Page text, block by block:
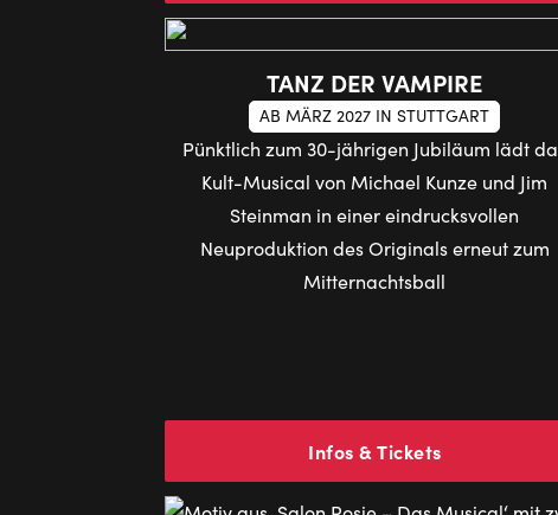
TANZ DER VAMPIRE
AB MÄRZ 2027 IN STUTTGART
Pünktlich zum 30-jährigen Jubiläum lädt
Kult-Musical von Michael Kunze und Jim
Steinman in einer eindrucksvollen
Neuproduktion des Originals erneut zum
Mitternachtsball
Infos & Tickets